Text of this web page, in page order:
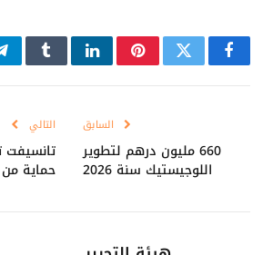
فيسبوكتويتر بينتيريستلينكدإنTumblr
السابق
660 مليون درهم لتطوير
اللوجيستيك سنة 2026
التالي
تانسيفت
حماية من